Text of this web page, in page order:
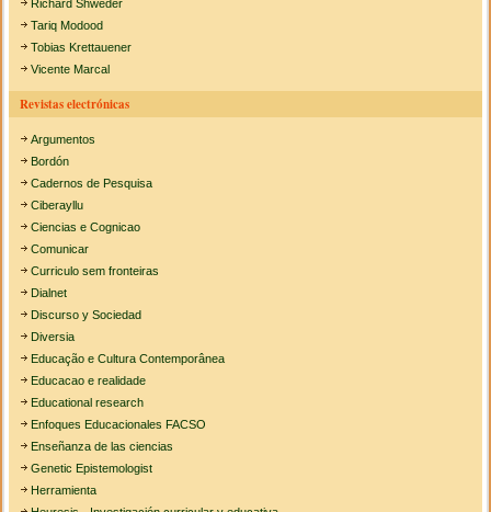
Richard Shweder
Tariq Modood
Tobias Krettauener
Vicente Marcal
Revistas electrónicas
Argumentos
Bordón
Cadernos de Pesquisa
Ciberayllu
Ciencias e Cognicao
Comunicar
Curriculo sem fronteiras
Dialnet
Discurso y Sociedad
Diversia
Educação e Cultura Contemporânea
Educacao e realidade
Educational research
Enfoques Educacionales FACSO
Enseñanza de las ciencias
Genetic Epistemologist
Herramienta